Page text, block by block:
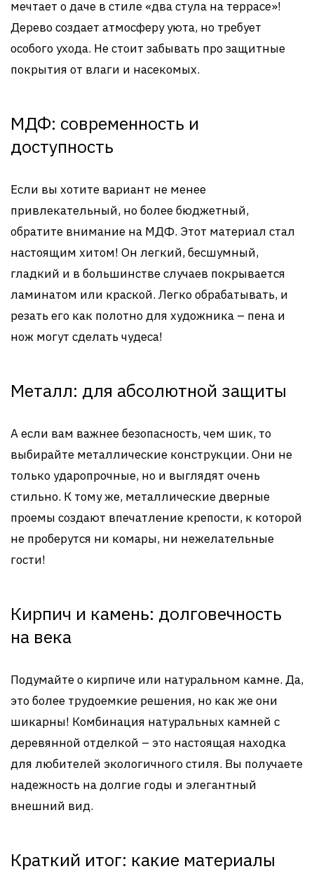
мечтает о даче в стиле «два стула на террасе»!
Дерево создает атмосферу уюта, но требует
особого ухода. Не стоит забывать про защитные
покрытия от влаги и насекомых.
МДФ: современность и
доступность
Если вы хотите вариант не менее
привлекательный, но более бюджетный,
обратите внимание на МДФ. Этот материал стал
настоящим хитом! Он легкий, бесшумный,
гладкий и в большинстве случаев покрывается
ламинатом или краской. Легко обрабатывать, и
резать его как полотно для художника – пена и
нож могут сделать чудеса!
Металл: для абсолютной защиты
А если вам важнее безопасность, чем шик, то
выбирайте металлические конструкции. Они не
только ударопрочные, но и выглядят очень
стильно. К тому же, металлические дверные
проемы создают впечатление крепости, к которой
не проберутся ни комары, ни нежелательные
гости!
Кирпич и камень: долговечность
на века
Подумайте о кирпиче или натуральном камне. Да,
это более трудоемкие решения, но как же они
шикарны! Комбинация натуральных камней с
деревянной отделкой – это настоящая находка
для любителей экологичного стиля. Вы получаете
надежность на долгие годы и элегантный
внешний вид.
Краткий итог: какие материалы